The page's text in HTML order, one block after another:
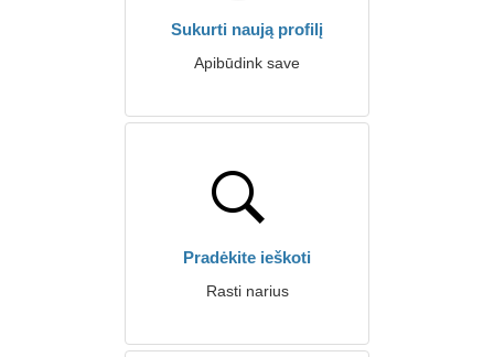
Sukurti naują profilį
Apibūdink save
Pradėkite ieškoti
Rasti narius